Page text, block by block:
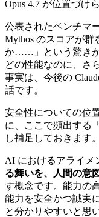
Opus 4.7 が位置づけ
公表されたベンチマ
Mythos のスコアが
か……」という驚きが
どの性能なのに、さ
事実は、今後の
話です。
安全性についての位
に、ここで頻出する
し補足しておきます。
AI におけるアライメ
る舞いを、人間の意
す概念です。能力の
能力を安全かつ誠実
と分かりやすいと思